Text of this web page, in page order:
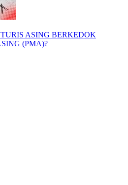
ASING BERKEDOK
(PMA)?